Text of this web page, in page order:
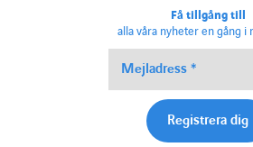
Få tillgång till
alla våra nyheter en gång i